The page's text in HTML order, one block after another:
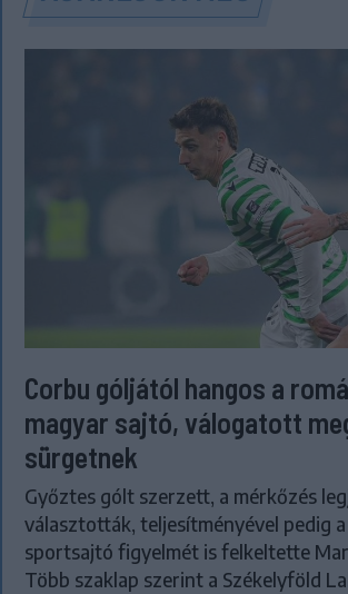
Corbu góljától hangos a
magyar sajtó, válogatott
sürgetnek
Győztes gólt szerzett, a mérkőzés
választották, teljesítményével pedig
sportsajtó figyelmét is felkeltette
Több szaklap szerint a Székelyföld